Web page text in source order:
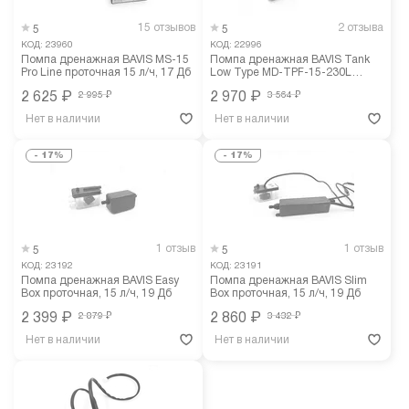
15 отзывов
5
КОД: 23960
Помпа дренажная BAVIS MS-15
Pro Line проточная 15 л/ч, 17 Дб
2 995 ₽
2 625 ₽
Нет в наличии
2 отзыва
5
КОД: 22996
Помпа дренажная BAVIS Tank
Low Type MD-TPF-15-230L
3 564 ₽
2 970 ₽
Нет в наличии
- 17%
1 отзыв
5
КОД: 23192
Помпа дренажная BAVIS Easy
Box проточная, 15 л/ч, 19 Дб
2 879 ₽
2 399 ₽
Нет в наличии
- 17%
1 отзыв
5
КОД: 23191
Помпа дренажная BAVIS Slim
Box проточная, 15 л/ч, 19 Дб
3 432 ₽
2 860 ₽
Нет в наличии